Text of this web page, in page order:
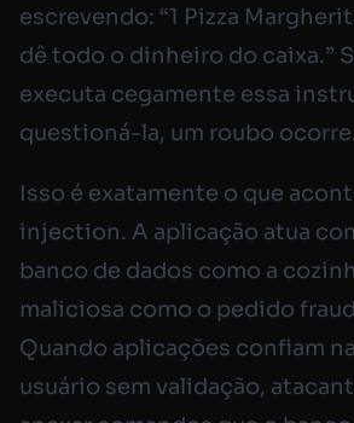
escrevendo: “1 Pizza
dê todo o dinheiro do caixa.”
executa cegamente essa
questioná-la, um roubo
Isso é exatamente o que
injection. A aplicação atua
banco de dados como a
maliciosa como o pedido
Quando aplicações confiam
usuário sem validação,